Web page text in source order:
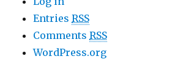
EntriesRSS
CommentsRSS
WordPress.org